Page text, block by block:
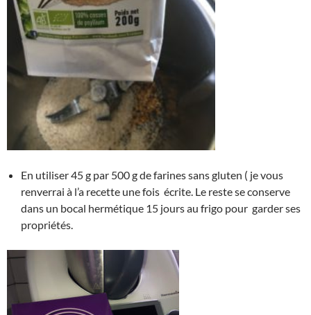
En utiliser 45 g par 500 g de farines sans gluten ( je vous
renverrai à l’a recette une fois écrite. Le reste se conserve
dans un bocal hermétique 15 jours au frigo pour garder ses
propriétés.